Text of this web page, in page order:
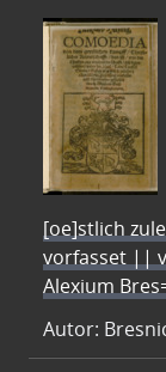
[oe]stlich
vorfasset ||
Alexium
Autor: